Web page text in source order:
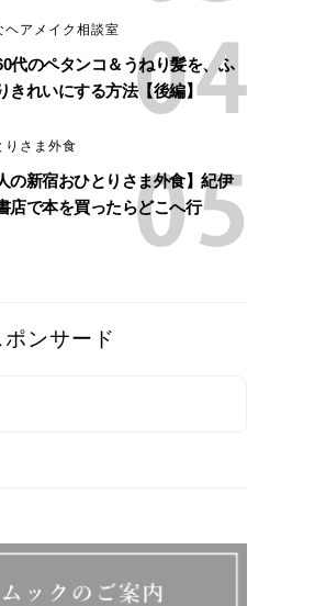
ヘアメイク相談室
代のペタンコ＆うねり髪を、ふ
きれいにする方法【後編】
りさま外食
の新宿おひとりさま外食】紀伊
店で本を買ったらどこへ行
ポンサード